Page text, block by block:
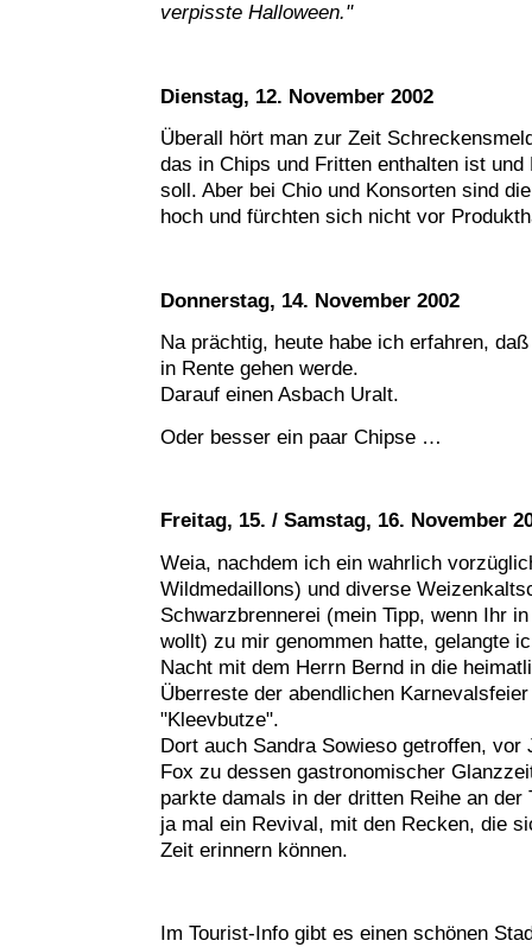
verpisste Halloween."
Dienstag, 12. November 2002
Überall hört man zur Zeit
das in Chips und Fritten enthalten ist und
soll. Aber bei Chio und Konsorten sind
hoch und fürchten sich nicht vor
Donnerstag, 14. November 2002
Na prächtig, heute habe ich erfahren,
in Rente gehen werde.
Darauf einen Asbach Uralt.
Oder besser ein paar Chipse …
Freitag, 15. / Samstag, 16. November
Weia, nachdem ich ein wahrlich
Wildmedaillons) und diverse
Schwarzbrennerei (mein Tipp, wenn Ihr
wollt) zu mir genommen hatte, gelangte
Nacht mit dem Herrn Bernd in die
Überreste der abendlichen
"Kleevbutze".
Dort auch Sandra Sowieso getroffen,
Fox zu dessen gastronomischer
parkte damals in der dritten Reihe an
ja mal ein Revival, mit den Recken, die
Zeit erinnern können.
Im Tourist-Info gibt es einen schönen